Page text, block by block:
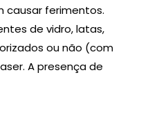
causar ferimentos.
de vidro, latas,
ou não (com
A presença de